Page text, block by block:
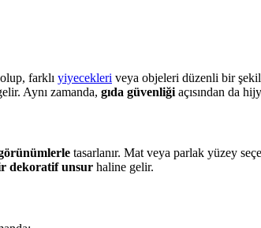
farklı yiyecekleri veya objeleri düzenli bir
Aynı zamanda, gıda güvenliği açısından da
tasarlanır. Mat veya parlak yüzey
dekoratif unsur haline gelir.